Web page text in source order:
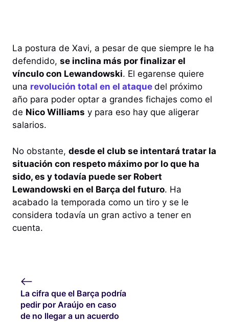
La postura de Xavi, a pesar de que siempre le ha
defendido, se inclina más por finalizar el
vínculo con Lewandowski. El egarense quiere
una revolución total en el ataque del próximo
año para poder optar a grandes fichajes como el
de Nico Williams y para eso hay que aligerar
salarios.
No obstante, desde el club se intentará tratar la
situación con respeto máximo por lo que ha
sido, es y todavía puede ser Robert
Lewandowski en el Barça del futuro. Ha
acabado la temporada como un tiro y se le
considera todavía un gran activo a tener en
cuenta.
La cifra que el Barça podría
pedir por Araújo en caso
de no llegar a un acuerdo